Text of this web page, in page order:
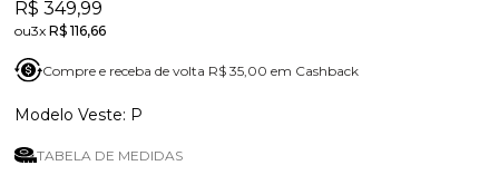
R$ 349,99
3xR$ 116,66
Compre e receba de volta R$ 35,00 em Cashback
P
TABELA DE MEDIDAS